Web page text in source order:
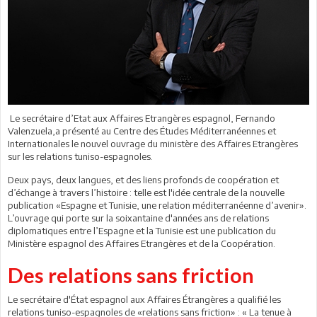
Le secrétaire d’Etat aux Affaires Etrangères espagnol, Fernando
Valenzuela,a présenté au Centre des Études Méditerranéennes et
Internationales le nouvel ouvrage du ministère des Affaires Etrangères
sur les relations tuniso-espagnoles.
Deux pays, deux langues, et des liens profonds de coopération et
d’échange à travers l’histoire : telle est l'idée centrale de la nouvelle
publication «Espagne et Tunisie, une relation méditerranéenne d’avenir».
L’ouvrage qui porte sur la soixantaine d'années ans de relations
diplomatiques entre l’Espagne et la Tunisie est une publication du
Ministère espagnol des Affaires Etrangères et de la Coopération.
Des relations sans friction
Le secrétaire d'État espagnol aux Affaires Étrangères a qualifié les
relations tuniso-espagnoles de «relations sans friction» : « La tenue à